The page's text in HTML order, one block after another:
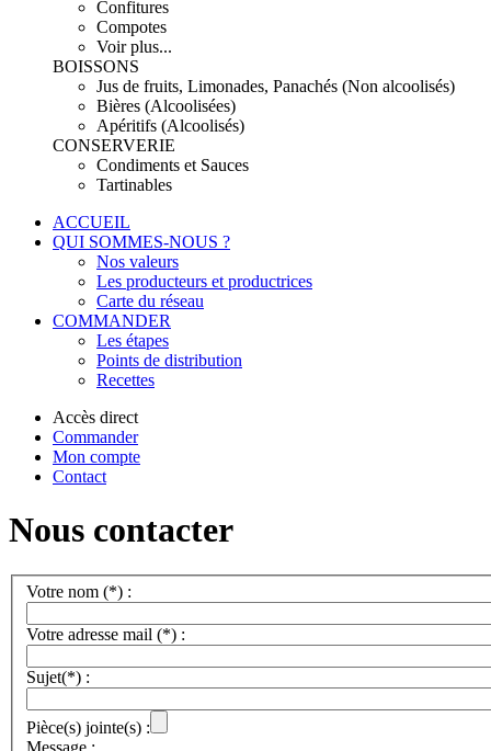
Confitures
Compotes
Voir plus...
BOISSONS
Jus de fruits, Limonades, Panachés (Non alcoolisés)
Bières (Alcoolisées)
Apéritifs (Alcoolisés)
CONSERVERIE
Condiments et Sauces
Tartinables
ACCUEIL
QUI SOMMES-NOUS ?
Nos valeurs
Les producteurs et productrices
Carte du réseau
COMMANDER
Les étapes
Points de distribution
Recettes
Accès direct
Commander
Mon compte
Contact
Nous contacter
Votre nom (*) :
Votre adresse mail (*) :
Sujet(*) :
Pièce(s) jointe(s) :